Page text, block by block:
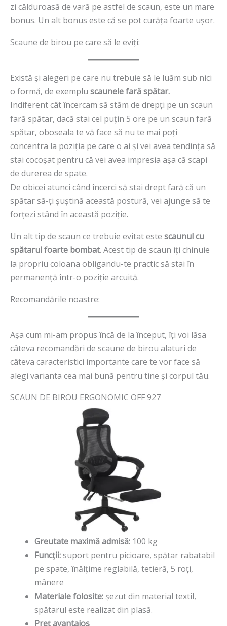
zi călduroasă de vară pe astfel de scaun, este un mare
bonus. Un alt bonus este că se pot curăța foarte ușor.
Scaune de birou pe care să le eviți:
Există și alegeri pe care nu trebuie să le luăm sub nici
o formă, de exemplu scaunele fară spătar.
Indiferent cât încercam să stăm de drepți pe un scaun
fară spătar, dacă stai cel puțin 5 ore pe un scaun fară
spătar, oboseala te vă face să nu te mai poți
concentra la poziția pe care o ai și vei avea tendința să
stai cocoșat pentru că vei avea impresia așa că scapi
de durerea de spate.
De obicei atunci când încerci să stai drept fară că un
spătar să-ți șuștină această postură, vei ajunge să te
forțezi stând în această poziție.
Un alt tip de scaun ce trebuie evitat este scaunul cu
spătarul foarte bombat. Acest tip de scaun iți chinuie
la propriu coloana obligandu-te practic să stai în
permanență într-o poziție arcuită.
Recomandările noastre:
Așa cum mi-am propus încă de la început, îți voi lăsa
câteva recomandări de scaune de birou alaturi de
câteva caracteristici importante care te vor face să
alegi varianta cea mai bună pentru tine și corpul tău.
SCAUN DE BIROU ERGONOMIC OFF 927
Greutate maximă admisă: 100 kg
Funcții:suport pentru picioare, spătar rabatabil
pe spate, înălțime reglabilă, tetieră, 5 roți,
mânere
Materiale folosite: șezut din material textil,
spătarul este realizat din plasă.
Preț avantajos